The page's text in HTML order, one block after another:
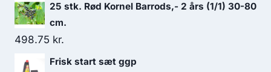
25 stk. Rød Kornel Barrods,- 2 års (1/1) 30-80
cm.
498.75 kr.
Frisk start sæt ggp